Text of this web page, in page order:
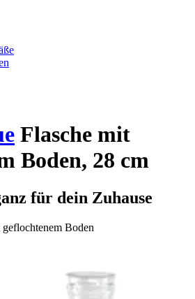
Flasche mit
Boden, 28 cm
für dein Zuhause
Boden